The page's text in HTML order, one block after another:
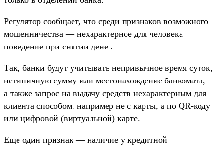
Регулятор сообщает, что среди признаков возможного
мошенничества — нехарактерное для человека
поведение при снятии денег.
Так, банки будут учитывать непривычное время суток,
нетипичную сумму или местонахождение банкомата,
а также запрос на выдачу средств нехарактерным для
клиента способом, например не с карты, а по QR-коду
или цифровой (виртуальной) карте.
Еще один признак — наличие у кредитной